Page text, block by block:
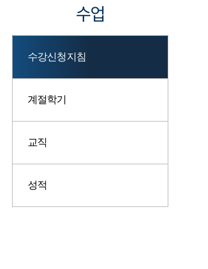
수업
수강신청지침
계절학기
교직
성적